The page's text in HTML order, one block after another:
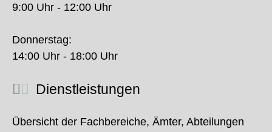
9:00 Uhr - 12:00 Uhr
Donnerstag:
14:00 Uhr - 18:00 Uhr
Dienstleistungen
Übersicht der Fachbereiche, Ämter, Abteilungen